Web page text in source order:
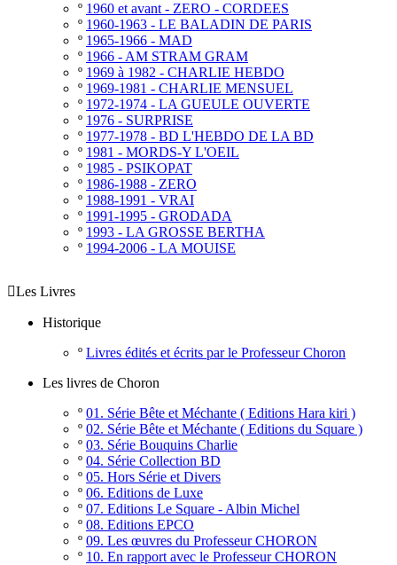
º 1960 et avant - ZERO - CORDEES
º 1960-1963 - LE BALADIN DE PARIS
º 1965-1966 - MAD
º 1966 - AM STRAM GRAM
º 1969 à 1982 - CHARLIE HEBDO
º 1969-1981 - CHARLIE MENSUEL
º 1972-1974 - LA GUEULE OUVERTE
º 1976 - SURPRISE
º 1977-1978 - BD L'HEBDO DE LA BD
º 1981 - MORDS-Y L'OEIL
º 1985 - PSIKOPAT
º 1986-1988 - ZERO
º 1988-1991 - VRAI
º 1991-1995 - GRODADA
º 1993 - LA GROSSE BERTHA
º 1994-2006 - LA MOUISE
Les Livres
Historique
º Livres édités et écrits par le Professeur Choron
Les livres de Choron
º 01. Série Bête et Méchante ( Editions Hara kiri )
º 02. Série Bête et Méchante ( Editions du Square )
º 03. Série Bouquins Charlie
º 04. Série Collection BD
º 05. Hors Série et Divers
º 06. Editions de Luxe
º 07. Editions Le Square - Albin Michel
º 08. Editions EPCO
º 09. Les œuvres du Professeur CHORON
º 10. En rapport avec le Professeur CHORON